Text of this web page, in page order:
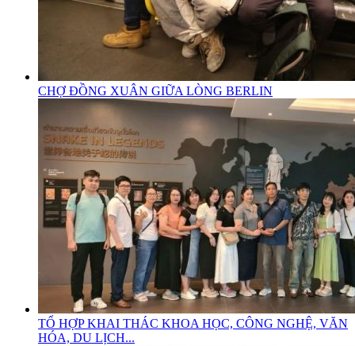
CHỢ ĐỒNG XUÂN GIỮA LÒNG BERLIN
TỔ HỢP KHAI THÁC KHOA HỌC, CÔNG NGHỆ, VĂN
HÓA, DU LỊCH...